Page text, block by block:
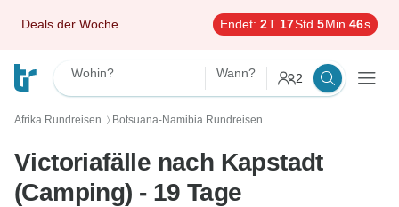
Deals der Woche Endet: 2T 17Std 5Min 44s
Wohin? Wann? 2
Afrika Rundreisen 〉 Botsuana-Namibia Rundreisen
Victoriafälle nach Kapstadt
(Camping) - 19 Tage